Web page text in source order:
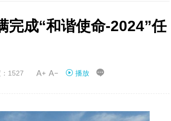
完成“和谐使命-2024”任
1527  播放 